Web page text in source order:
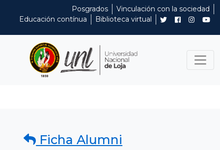
Posgrados
Vinculación con la sociedad
Educación contínua
Biblioteca virtual
Ficha Alumni